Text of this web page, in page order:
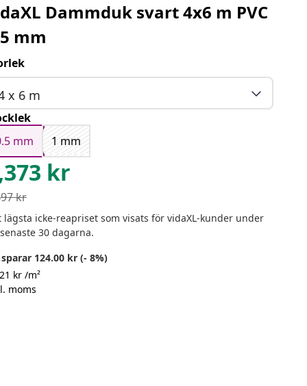
Dammduk svart 4x6 m PVC
mm
x 6 m
mm
1 mm
kr
kr
lägsta icke-reapriset som visats för vidaXL-kunder under
30 dagarna.
124.00 kr (- 8%)
kr /m²
moms